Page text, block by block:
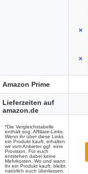
Amazon Prime
Lieferzeiten auf
amazon.de
*Die Vergleichstabelle
enthält sog. Affiliate-Links.
Wenn ihr über diese Links
ein Produkt kauft, erhalten
wir vom Anbieter ggf. eine
Provision. Für euch
entstehen dabei keine
Mehrkosten. Wo und wann
ihr ein Produkt kauft, bleibt
natürlich euch überlassen.